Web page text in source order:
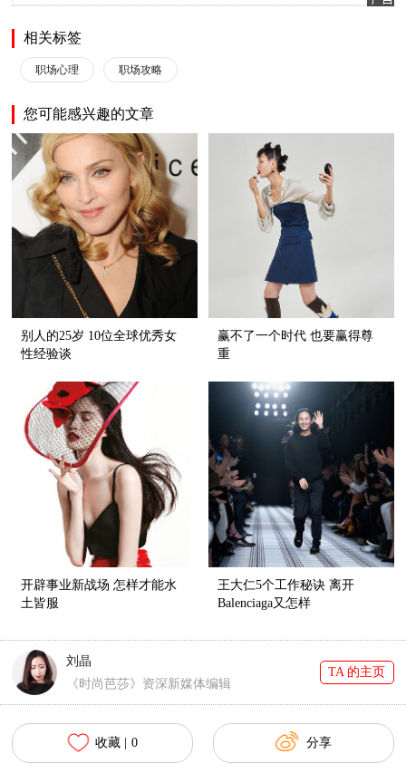
相关标签
职场心理 职场攻略
您可能感兴趣的文章
别人的25岁 10位全球优秀女
性经验谈
赢不了一个时代 也要赢得尊
重
开辟事业新战场 怎样才能水
土皆服
王大仁5个工作秘诀 离开
Balenciaga又怎样
刘晶
《时尚芭莎》资深新媒体编辑
TA 的主页
收藏 | 0 分享